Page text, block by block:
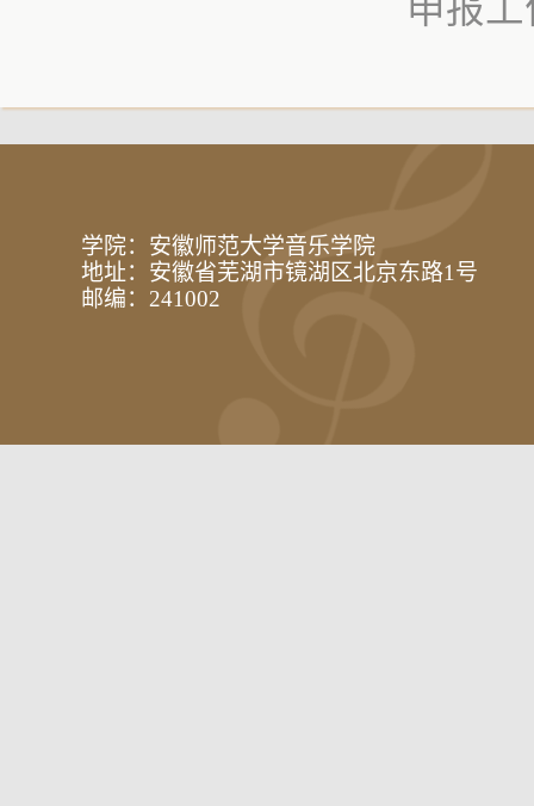
申报
学院：安徽师范大学音乐学院
地址：安徽省芜湖市镜湖区北京东路1号
邮编：241002